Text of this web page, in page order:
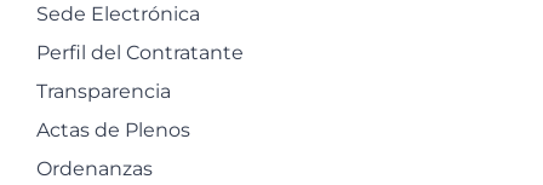
Sede Electrónica
Perfil del Contratante
Transparencia
Actas de Plenos
Ordenanzas